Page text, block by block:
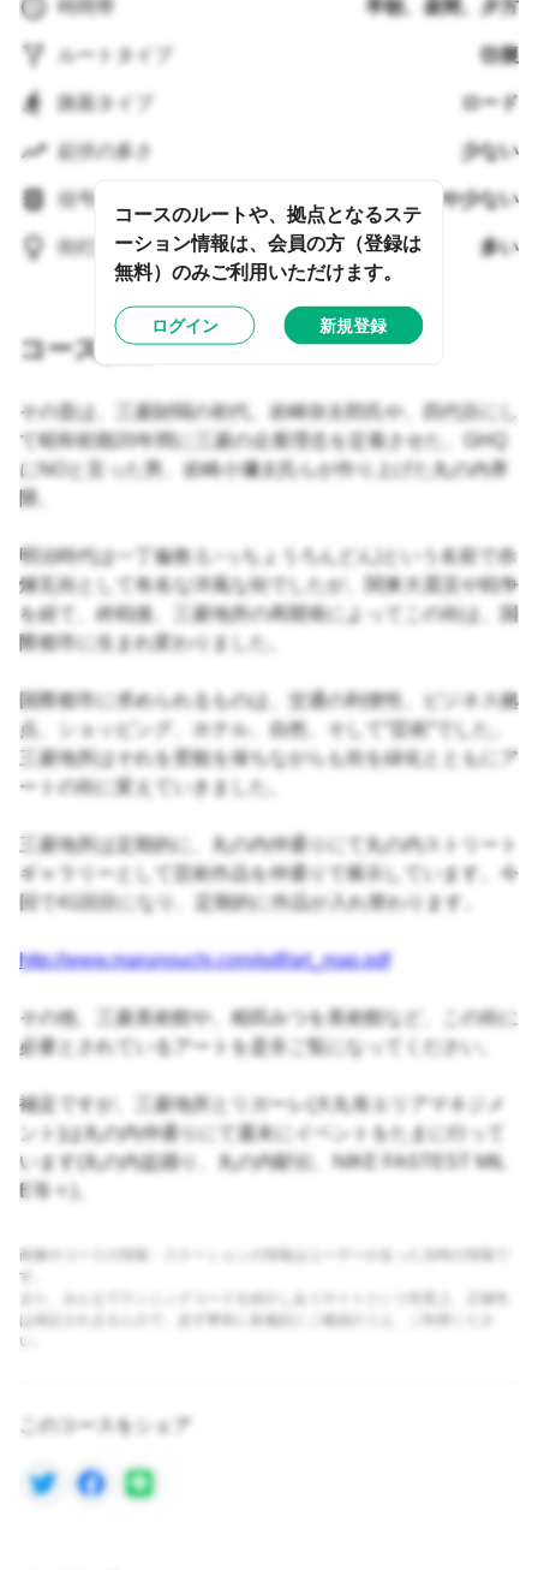
時間帯 早朝、昼間、夕方
ルートタイプ 往復
路面タイプ ロード
起伏の多さ 少ない
信号機の多さ やや少ない
街灯の多さ 多い
コース説明
その昔は、三菱財閥の初代、岩崎弥太郎氏や、四代目にし
て昭和初期20年間に三菱の企業理念を定着させた、GHQ
にNOと言った男、岩崎小彌太氏らが作り上げた丸の内界
隈。
明治時代は一丁倫敦 (いっちょうろんどん)という名前で赤
煉瓦街として有名な洋風な街でしたが、関東大震災や戦争
を経て、終戦後、三菱地所の再開発によってこの街は、国
際都市に生まれ変わりました。
国際都市に求められるものは、交通の利便性、ビジネス拠
点、ショッピング、ホテル、自然、そして“芸術”でした。
三菱地所はそれを景観を保ちながらも街を緑化とともにア
ートの街に変えていきました。
三菱地所は定期的に、丸の内仲通りにて丸の内ストリート
ギャラリーとして芸術作品を仲通りで展示しています。今
回で41回目になり、定期的に作品が入れ替わります。
http://www.marunouchi.com/pdf/art_map.pdf
その他、三菱美術館や、相田みつを美術館など、この街に
必要とされているアートを是非ご覧になってください。
補足ですが、三菱地所とリガーレ(大丸有エリアマネジメ
ント)は丸の内仲通りにて週末にイベントをたまに行って
います(丸の内盆踊り、丸の内駅伝、NIKE FASTEST MIL
E等々)。
画像やコースの情報・ステーションの情報はユーザーが走った当時の情報で
す。
また、みんなでランニングコースを紹介しあうサイトという性質上、正確性
は保証されませんので、必ず事前に各施設にご確認のうえ、ご利用くださ
い。
このコースをシェア
コースのルートや、拠点となるステ
ーション情報は、会員の方（登録は
無料）のみご利用いただけます。
ログイン 新規登録